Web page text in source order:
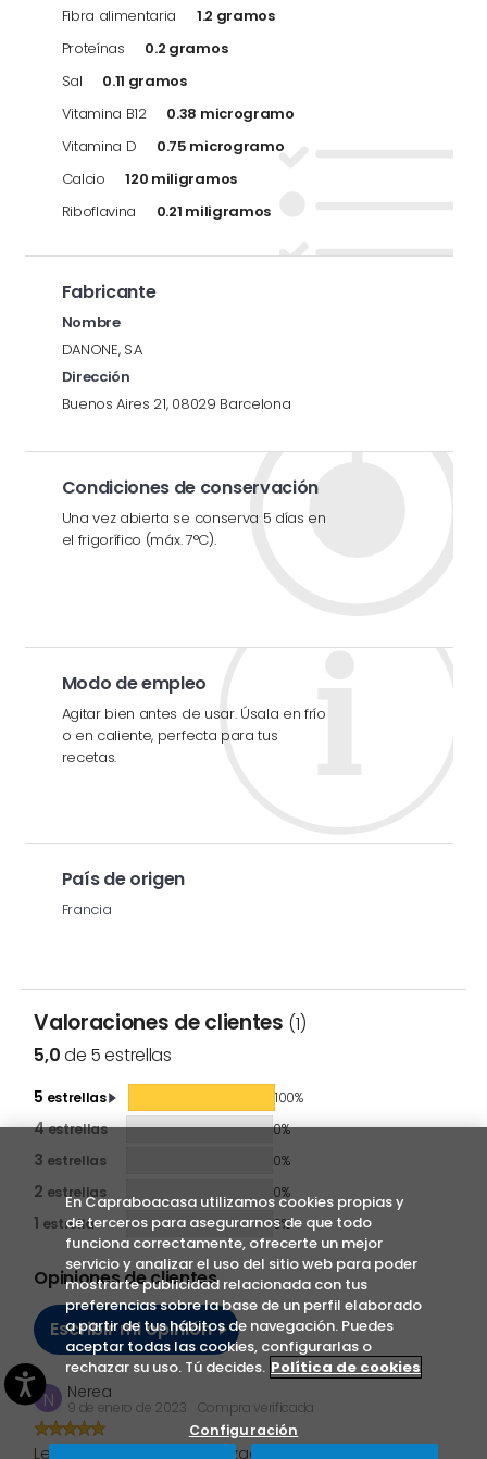
Fibra alimentaria
1.2 gramos
Proteínas
0.2 gramos
Sal
0.11 gramos
Vitamina B12
0.38 microgramo
Vitamina D
0.75 microgramo
Calcio
120 miligramos
Riboflavina
0.21 miligramos
Fabricante
Nombre
DANONE, S.A
Dirección
Buenos Aires 21, 08029 Barcelona
Condiciones de conservación
Una vez abierta se conserva 5 días en
el frigorífico (máx. 7°C).
Modo de empleo
Agitar bien antes de usar. Úsala en frío
o en caliente, perfecta para tus
recetas.
País de origen
Francia
Valoraciones de clientes (1)
5,0de 5 estrellas
5 estrellas 100%
4estrellas 0%
3 estrellas 0%
2 estrellas 0%
1 estrella 0%
Opiniones de clientes
Escribir mi opinión
N Nerea
9 de enero de 2023 Compra verificada
Leche de avena no hidrolizada
En Capraboacasa utilizamos cookies propias y
de terceros para asegurarnos de que todo
funciona correctamente, ofrecerte un mejor
servicio y analizar el uso del sitio web para poder
mostrarte publicidad relacionada con tus
preferencias sobre la base de un perfil elaborado
a partir de tus hábitos de navegación. Puedes
aceptar todas las cookies, configurarlas o
rechazar su uso. Tú decides. Política de cookies
Configuración